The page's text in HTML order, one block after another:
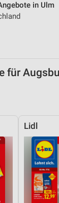
in Ulm
für
Lidl